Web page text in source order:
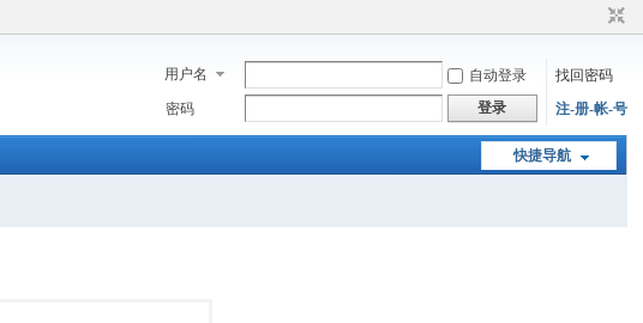
用户名 自动登录
找回密码
密码
登录 注-册-帐-号
快捷导航